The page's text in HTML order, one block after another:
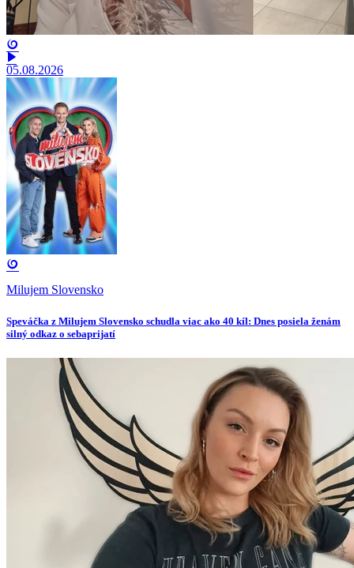
05.08.2026
Milujem Slovensko
Speváčka z Milujem Slovensko schudla viac ako 40 kíl: Dnes posiela ženám
silný odkaz o sebaprijatí